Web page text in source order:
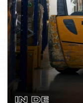
IN DE